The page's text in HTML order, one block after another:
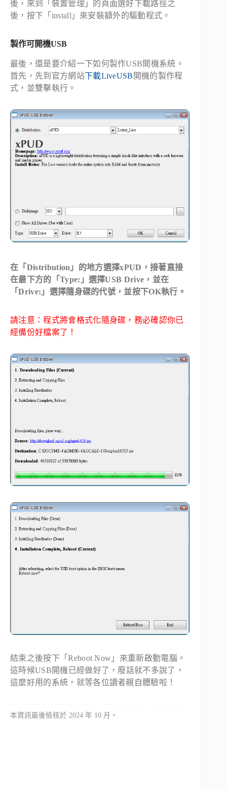
後，來到「裝置管理」的頁面選好下載路徑之
後，按下「 install 」來安裝額外的驅動程式。
製作可開機USB
最後，還是要介紹一下如何製作USB開機系統。
首先，先到官方網站下載LiveUSB 開機的製作程
式，並雙擊執行。
在「 Distribution 」的地方選擇xPUD，接著直接
在最下方的「Type:」選擇USB Drive ，並在
「Drive:」選擇隨身碟的代號，並按下OK執行。
請注意：程式將會格式化隨身碟，務必確認你已
經備份好檔案了！
結束之後按下「Reboot Now 」來重新啟動電腦。
這時候USB開機已經做好了，廢話就不多說了，
這麼好用的系統，就等各位讀者親自體驗啦！
本資訊最後檢核於 2024 年 10 月。